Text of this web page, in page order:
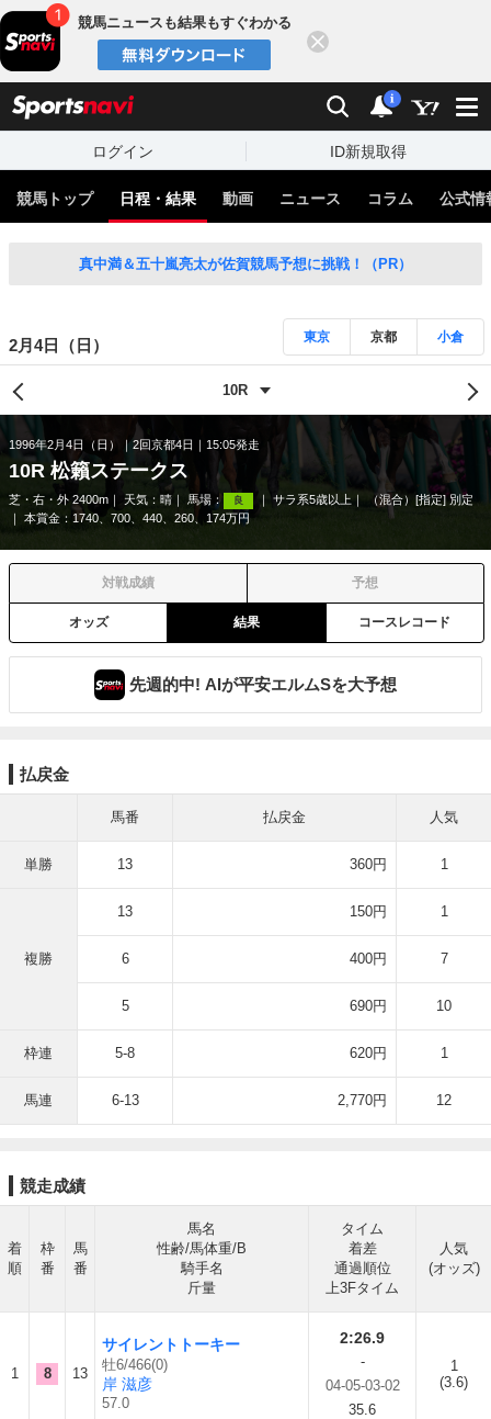
競馬ニュースも結果もすぐわかる
検索 通知
i
ログイン ID新規取得
競馬トップ 日程・結果 動画 ニュース コラム 公式情
真中満＆五十嵐亮太が佐賀競馬予想に挑戦！（PR）
2月4日（日） 東京 京都 小倉
1996年2月4日（日） 2回京都4日 15:05発走
10R 松籟ステークス
芝・右・外 2400m 天気： 晴 馬場： 良 サラ系5歳以上
（混合）[指定] 別定
本賞金：1740、700、440、260、174万円
対戦成績 予想
オッズ 結果 コースレコード
先週的中! AIが平安エルムSを大予想
払戻金
馬番 払戻金 人気
単勝 13 360円 1
複勝
13 150円 1
6 400円 7
5 690円 10
枠連 5-8 620円 1
馬連 6-13 2,770円 12
競走成績
着
順
枠
番
馬
番
馬名
性齢/馬体重/B
騎手名
斤量
タイム
着差
通過順位
上3Fタイム
人気
(オッズ)
1 8 13
サイレントトーキー
牡6/466(0)
岸 滋彦
57.0
2:26.9
-
04-05-03-02
35.6
1
(3.6)